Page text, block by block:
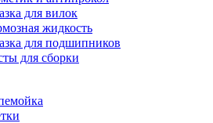
для вилок
жидкость
для подшипников
для сборки